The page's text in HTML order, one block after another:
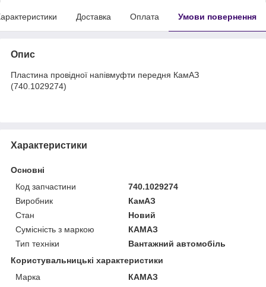
Доставка Оплата Умови повернення
Опис
Пластина провідної напівмуфти передня КамАЗ
(740.1029274)
Характеристики
Основні
Код запчастини
740.1029274
Виробник
КамАЗ
Стан
Новий
Сумісність з маркою
КАМАЗ
Тип техніки
Вантажний автомобіль
Користувальницькі характеристики
Марка
КАМАЗ